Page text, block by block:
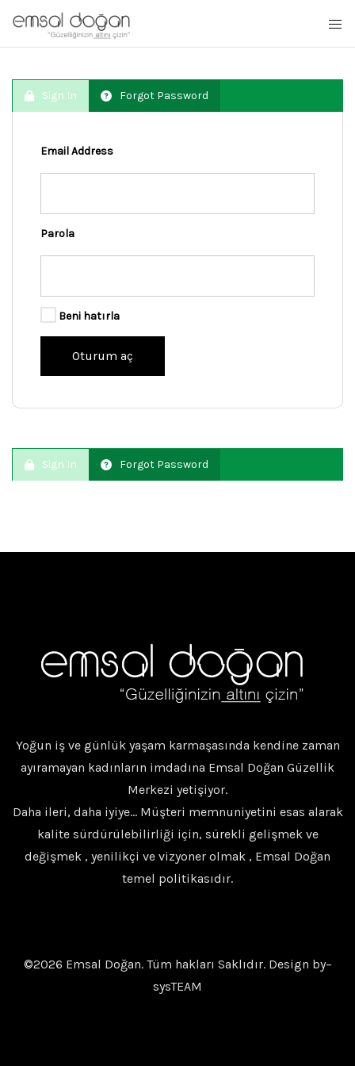
Sign In Forgot Password
Email Address
Parola
Beni hatırla
Sign In Forgot Password
Yoğun iş ve günlük yaşam karmaşasında kendine zaman
ayıramayan kadınların imdadına Emsal Doğan Güzellik
Merkezi yetişiyor.
Daha ileri, daha iyiye… Müşteri memnuniyetini esas alarak
kalite sürdürülebilirliği için, sürekli gelişmek ve
değişmek , yenilikçi ve vizyoner olmak , Emsal Doğan
temel politikasıdır.
©2026 Emsal Doğan. Tüm hakları Saklıdır. Design by–
sysTEAM